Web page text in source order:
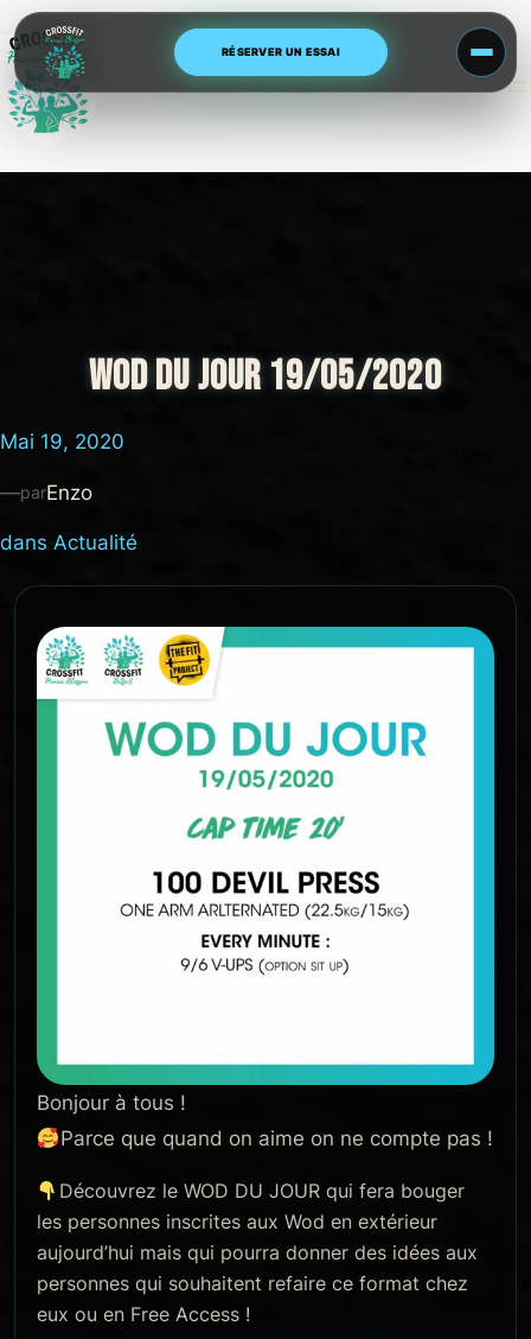
RÉSERVER UN ESSAI
Aller
au
contenu
Human Blossom CrossFit
WOD DU JOUR 19/05/2020
Mai 19, 2020
—parEnzo
dans Actualité
Bonjour à tous !
Parce que quand on aime on ne compte pas !
Découvrez le WOD DU JOUR qui fera bouger
les personnes inscrites aux Wod en extérieur
aujourd’hui mais qui pourra donner des idées aux
personnes qui souhaitent refaire ce format chez
eux ou en Free Access !